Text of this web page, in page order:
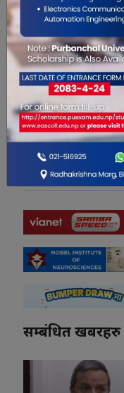
यो खबर
0
सम्बंधित खबरहरु